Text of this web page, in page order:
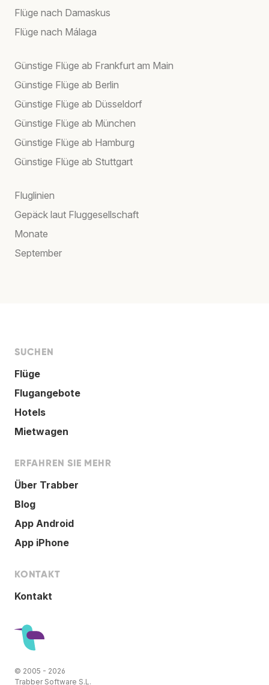
Flüge nach Damaskus
Flüge nach Málaga
Günstige Flüge ab Frankfurt am Main
Günstige Flüge ab Berlin
Günstige Flüge ab Düsseldorf
Günstige Flüge ab München
Günstige Flüge ab Hamburg
Günstige Flüge ab Stuttgart
Fluglinien
Gepäck laut Fluggesellschaft
Monate
September
SUCHEN
Flüge
Flugangebote
Hotels
Mietwagen
ERFAHREN SIE MEHR
Über Trabber
Blog
App Android
App iPhone
KONTAKT
Kontakt
© 2005 - 2026
Trabber Software S.L.